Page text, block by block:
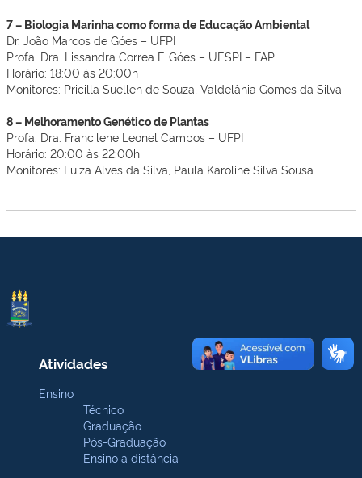
7 – Biologia Marinha como forma de Educação Ambiental
Dr. João Marcos de Góes – UFPI
Profa. Dra. Lissandra Correa F. Góes – UESPI – FAP
Horário: 18:00 às 20:00h
Monitores: Pricilla Suellen de Souza, Valdelânia Gomes da Silva
8 – Melhoramento Genético de Plantas
Profa. Dra. Francilene Leonel Campos – UFPI
Horário: 20:00 às 22:00h
Monitores: Luiza Alves da Silva, Paula Karoline Silva Sousa
Atividades
Ensino
Técnico
Graduação
Pós-Graduação
Ensino a distância